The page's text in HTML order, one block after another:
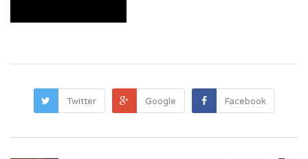
Twitter Google Facebook